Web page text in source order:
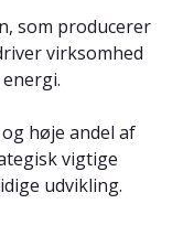
som producerer
virksomhed
høje andel af
vigtige
udvikling.